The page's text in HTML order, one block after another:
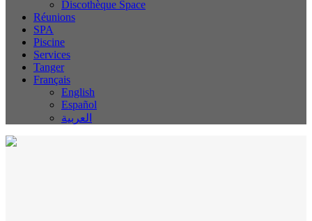
Discothèque Space
Réunions
SPA
Piscine
Services
Tanger
Français
English
Español
العربية